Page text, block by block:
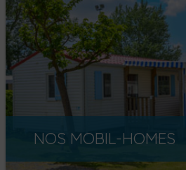
NOS MOBIL-HOMES